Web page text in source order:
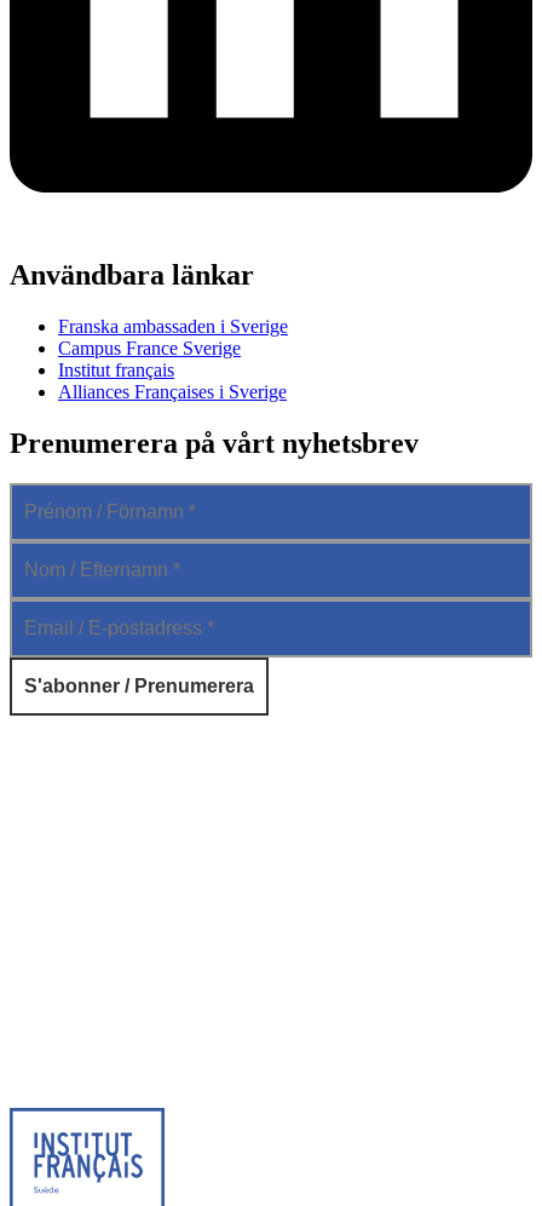
Användbara länkar
Franska ambassaden i Sverige
Campus France Sverige
Institut français
Alliances Françaises i Sverige
Prenumerera på vårt nyhetsbrev